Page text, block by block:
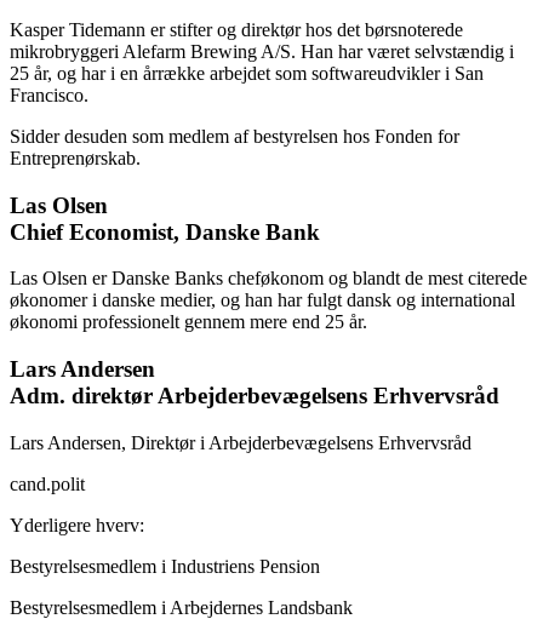
Kasper Tidemann er stifter og direktør hos det børsnoterede
mikrobryggeri Alefarm Brewing A/S. Han har været selvstændig i
25 år, og har i en årrække arbejdet som softwareudvikler i San
Francisco.
Sidder desuden som medlem af bestyrelsen hos Fonden for
Entreprenørskab.
Las Olsen
Chief Economist, Danske Bank
Las Olsen er Danske Banks cheføkonom og blandt de mest citerede
økonomer i danske medier, og han har fulgt dansk og international
økonomi professionelt gennem mere end 25 år.
Lars Andersen
Adm. direktør Arbejderbevægelsens Erhvervsråd
Lars Andersen, Direktør i Arbejderbevægelsens Erhvervsråd
cand.polit
Yderligere hverv:
Bestyrelsesmedlem i Industriens Pension
Bestyrelsesmedlem i Arbejdernes Landsbank